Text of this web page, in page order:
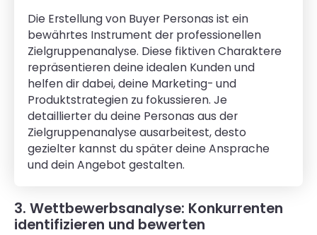
Die Erstellung von Buyer Personas ist ein
bewährtes Instrument der professionellen
Zielgruppenanalyse. Diese fiktiven Charaktere
repräsentieren deine idealen Kunden und
helfen dir dabei, deine Marketing- und
Produktstrategien zu fokussieren. Je
detaillierter du deine Personas aus der
Zielgruppenanalyse ausarbeitest, desto
gezielter kannst du später deine Ansprache
und dein Angebot gestalten.
3. Wettbewerbsanalyse: Konkurrenten
identifizieren und bewerten